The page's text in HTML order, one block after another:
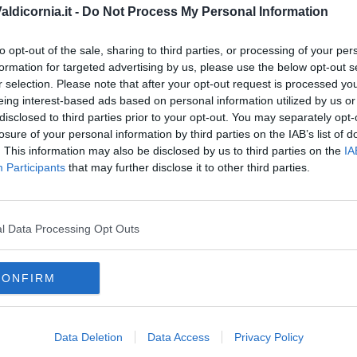
- Do Not Process My Personal Information
opt-out of the sale, sharing to third parties, or processing of your
for targeted advertising by us, please use the below opt-out
selection. Please note that after your opt-out request is processed
interest-based ads based on personal information utilized by us
to third parties prior to your opt-out. You may separately
of your personal information by third parties on the IAB’s list of
This information may also be disclosed by us to third parties on the
Participants that may further disclose it to other third parties.
Data Processing Opt Outs
Data Deletion Data Access Privacy Policy
della Regione Toscana non sarà più possibile accedere con
offerte. L’accesso, come stabilito dal Decreto semplificazioni
di SPID, CNS o CIE
iscriviti alla
nella tua casella di posta.